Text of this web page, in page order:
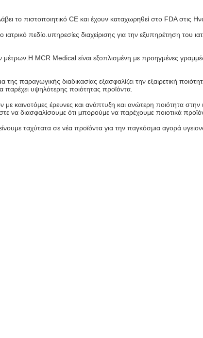
το πιστοποιητικό CE και έχουν καταχωρηθεί στο FDA στις
πεδίο.υπηρεσίες διαχείρισης για την εξυπηρέτηση του
MCR Medical είναι εξοπλισμένη με προηγμένες
παραγωγικής διαδικασίας εξασφαλίζει την εξαιρετική
υψηλότερης ποιότητας προϊόντα.
καινοτόμες έρευνες και ανάπτυξη και ανώτερη ποιότητα στην
να διασφαλίσουμε ότι μπορούμε να παρέχουμε ποιοτικά
ταχύτατα σε νέα προϊόντα για την παγκόσμια αγορά